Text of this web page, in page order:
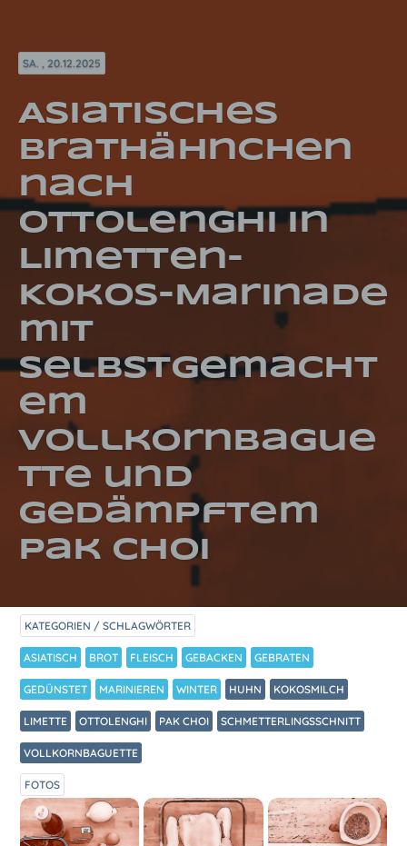
SA. , 20.12.2025
Asiatisches
Brathähnchen
nach
Ottolenghi in
Limetten-
Kokos-Marinade
mit
selbstgemacht
em
Vollkornbague
tte und
gedämpftem
Pak Choi
KATEGORIEN / SCHLAGWÖRTER
ASIATISCH BROT FLEISCH GEBACKEN GEBRATEN
GEDÜNSTET MARINIEREN WINTER HUHN KOKOSMILCH
LIMETTE OTTOLENGHI PAK CHOI SCHMETTERLINGSSCHNITT
VOLLKORNBAGUETTE
FOTOS